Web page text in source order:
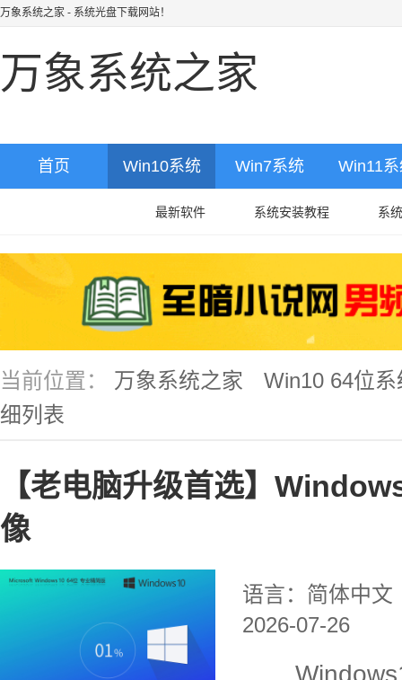
万象系统之家 - 系统光盘下载网站！
万象系统之家
首页 Win10系统 Win7系统 Win11
最新软件 系统安装教程 系
当前位置： 万象系统之家
Win10 64位
细列表
【老电脑升级首选】
像
语言：简体中文
2026-07-26